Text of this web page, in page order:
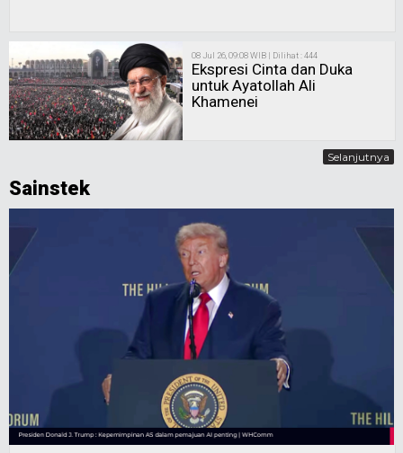
08 Jul 26, 09:08 WIB | Dilihat : 444
Ekspresi Cinta dan Duka
untuk Ayatollah Ali
Khamenei
Selanjutnya
Sainstek